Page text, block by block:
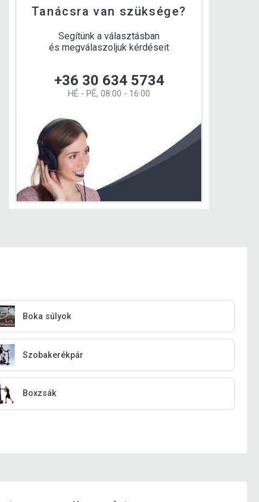
Tanácsra van szüksége?
Segítünk a választásban
és megválaszoljuk kérdéseit
+36 30 634 5734
HÉ - PÉ, 08:00 - 16:00
Boka súlyok
Szobakerékpár
Boxzsák